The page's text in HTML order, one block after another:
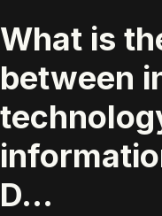
What is
between
D...